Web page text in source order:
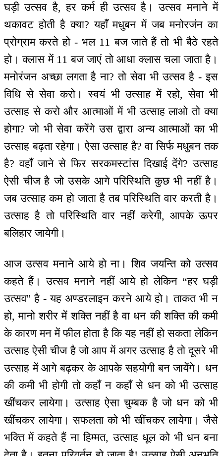
घड़ी उत्सव है, हर कर्म ही उत्सव है। उत्सव मनाने में
थकावट होती है क्या? यहाँ मधुबन में जब मनोरजंन का
प्रोग्राम करते हो - भल 11 बज जाते हैं तो भी बैठे रहते
हो। क्लास में 11 बज जाएं तो आधा क्लास चला जाता है।
मनोरंजन अच्छा लगता है ना? तो सेवा भी उत्सव है - इस
विधि से सेवा करो। स्वयं भी उत्साह में रहो, सेवा भी
उत्साह से करो और आत्माओं में भी उत्साह लाओ तो क्या
होगा? जो भी सेवा करेंगे उस द्वारा अन्य आत्माओं का भी
उत्साह बढ़ता रहेगा। ऐसा उत्साह है? वा सिर्फ मधुबन तक
है? वहाँ जाने से फिर सरकमस्टांस दिखाई देंगे? उत्साह
ऐसी चीज है जो उसके आगे परिस्थिति कुछ भी नहीं है।
जब उत्साह कम हो जाता है तब परिस्थिति वार करती है।
उत्साह है तो परिस्थिति वार नहीं करेगी, आपके ऊपर
बलिहार जायेगी।
आज उत्सव मनाने आये हो ना। शिव जयन्ति को उत्सव
कहते हैं। उत्सव मनाने नहीं आये हो लेकिन “हर घड़ी
उत्सव'' है - यह अण्डरलाइन करने आये हो। ताकत भी न
हो, मानो शरीर में शक्ति नहीं है वा धन की शक्ति की कमी
के कारण मन में फील होता है कि यह नहीं हो सकता लेकिन
उत्साह ऐसी चीज है जो आप में अगर उत्साह है तो दूसरे भी
उत्साह में आगे बढ़कर के आपके सहयोगी बन जायेंगे। धन
की कमी भी होगी तो कहाँ न कहाँ से धन को भी उत्साह
खींचकर लायेगा। उत्साह ऐसा चुम्बक है जो धन को भी
खींचकर लायेगा। सफलता को भी खींचकर लायेगा। जैसे
भक्ति में कहते हैं ना हिम्मत, उत्साह धूल को भी धन बना